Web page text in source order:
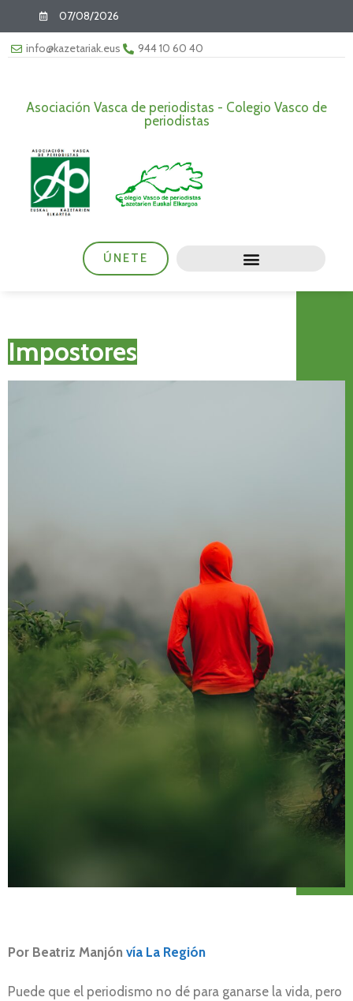
07/08/2026
info@kazetariak.eus 944 10 60 40
Asociación Vasca de periodistas - Colegio Vasco de
periodistas
ÚNETE
Impostores
Por Beatriz Manjón vía La Región
Puede que el periodismo no dé para ganarse la vida, pero